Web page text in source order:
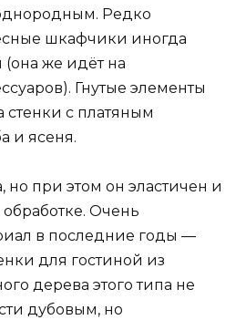
Редко
шкафчики иногда
(она же идёт на
Гнутые элементы
стенки с платяным
и ясеня.
но при этом он эластичен и
Очень
в последние годы —
для гостиной из
дерева этого типа не
дубовым, но